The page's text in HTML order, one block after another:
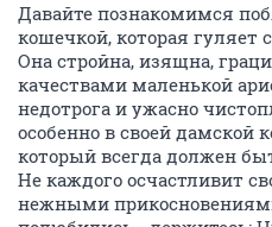
Давайте познакомимся
кошечкой, которая гуляет
Она стройна, изящна,
качествами маленькой
недотрога и ужасно
особенно в своей дамской
который всегда должен
Не каждого осчастливит
нежными